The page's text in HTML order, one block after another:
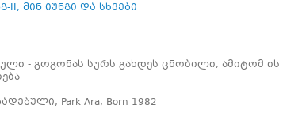
II, მინ იუნგი და სხვები
- გოგონას სურს გახდეს ცნობილი, ამიტომ
, Park Ara, Born 1982